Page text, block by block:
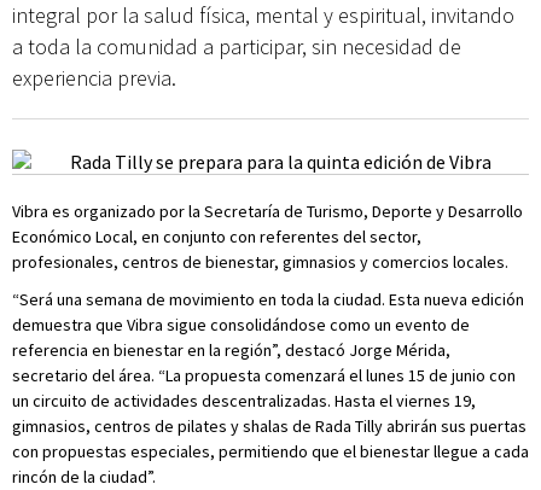
integral por la salud física, mental y espiritual, invitando
a toda la comunidad a participar, sin necesidad de
experiencia previa.
Vibra es organizado por la Secretaría de Turismo, Deporte y Desarrollo
Económico Local, en conjunto con referentes del sector,
profesionales, centros de bienestar, gimnasios y comercios locales.
“Será una semana de movimiento en toda la ciudad. Esta nueva edición
demuestra que Vibra sigue consolidándose como un evento de
referencia en bienestar en la región”, destacó Jorge Mérida,
secretario del área. “La propuesta comenzará el lunes 15 de junio con
un circuito de actividades descentralizadas. Hasta el viernes 19,
gimnasios, centros de pilates y shalas de Rada Tilly abrirán sus puertas
con propuestas especiales, permitiendo que el bienestar llegue a cada
rincón de la ciudad”.